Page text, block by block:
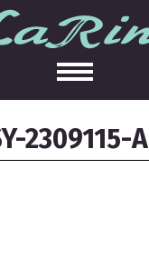
2309115-A